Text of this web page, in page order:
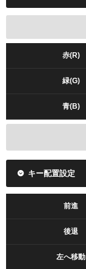
赤(R)
緑(G)
青(B)
赤(R)
緑(G)
キー配置設定
前進
後退
左へ移動